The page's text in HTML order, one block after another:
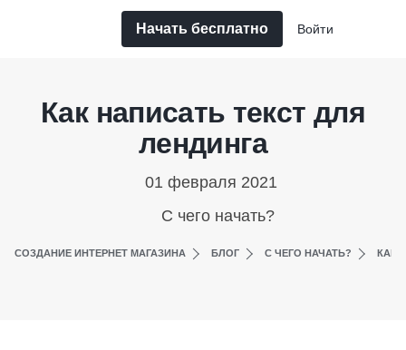
Начать бесплатно Войти
Как написать текст для
лендинга
01 февраля 2021
С чего начать?
СОЗДАНИЕ ИНТЕРНЕТ МАГАЗИНА БЛОГ С ЧЕГО НАЧАТЬ? КАК